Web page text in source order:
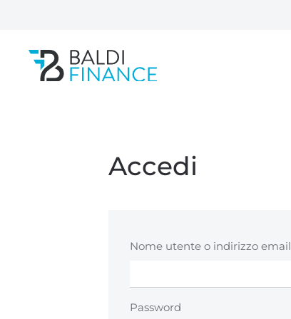
Accedi
Nome utente o indirizzo email
Password